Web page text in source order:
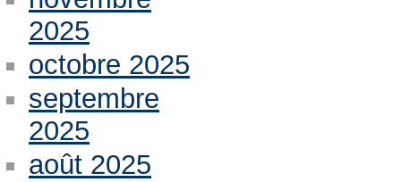
2025
octobre 2025
septembre
2025
août 2025